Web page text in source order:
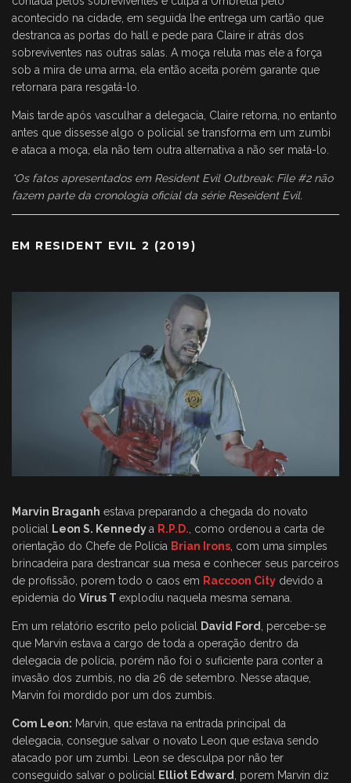
acontecido na cidade, em seguida lhe entrega um cartão que
destranca as portas do hall e pede para Claire ir atrás dos
sobreviventes nas outras salas. A moça reluta mas ele a força
sob a mira de uma arma, ela então aceita porém garante que
retornara para resgatá-lo.
Mais tarde após vasculhar a delegacia, Claire retorna, no entanto
antes que dissesse algo o policial se transforma em um zumbi
e ataca a moça, ela não tem outra alternativa a não ser matá-lo.
*Os fatos apresentados em Resident Evil Outbreak: File #2 não
fazem parte da cronologia oficial da série Reseident Evil.
EM RESIDENT EVIL 2 (2019)
Marvin Braganh estava preparando a chegada do novato
policial
Leon S. Kennedya R.P.D. , como ordenou a carta de
orientação do Chefe de Polícia Brian Irons , com uma simples
brincadeira para destrancar sua mesa e conhecer seus parceiros
de profissão, porem todo o caos em Raccoon City devido a
epidemia do Vírus T explodiu naquela mesma semana.
Em um relatório escrito pelo policial David Ford
, percebe-se
que Marvin estava a cargo de toda a operação dentro da
delegacia de polícia, porém não foi o suficiente para conter a
invasão dos zumbis, no dia 26 de setembro. Nesse ataque,
Marvin foi mordido por um dos zumbis.
Com Leon: Marvin, que estava na entrada principal da
delegacia, consegue salvar o novato Leon que estava sendo
atacado por um zumbi. Leon se desculpa por não ter
conseguido salvar o policial
Elliot Edward
, porem Marvin diz